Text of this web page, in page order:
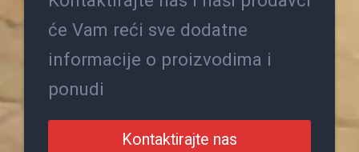
će Vam reći sve dodatne
informacije o proizvodima i
ponudi
Kontaktirajte nas